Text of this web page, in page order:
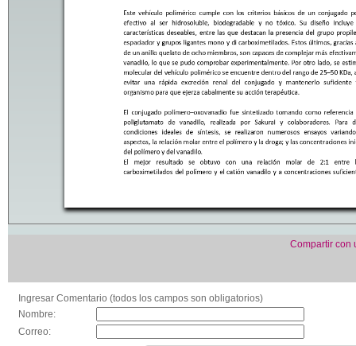
Compartir con
Ingresar Comentario (todos los campos son obligatorios)
Nombre:
Correo: